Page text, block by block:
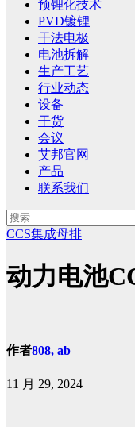
预锂化技术
PVD镀锂
干法电极
电池拆解
生产工艺
行业动态
设备
干货
会议
艾邦官网
产品
联系我们
CCS集成母排
动力电池
作者808, ab
11 月 29, 2024